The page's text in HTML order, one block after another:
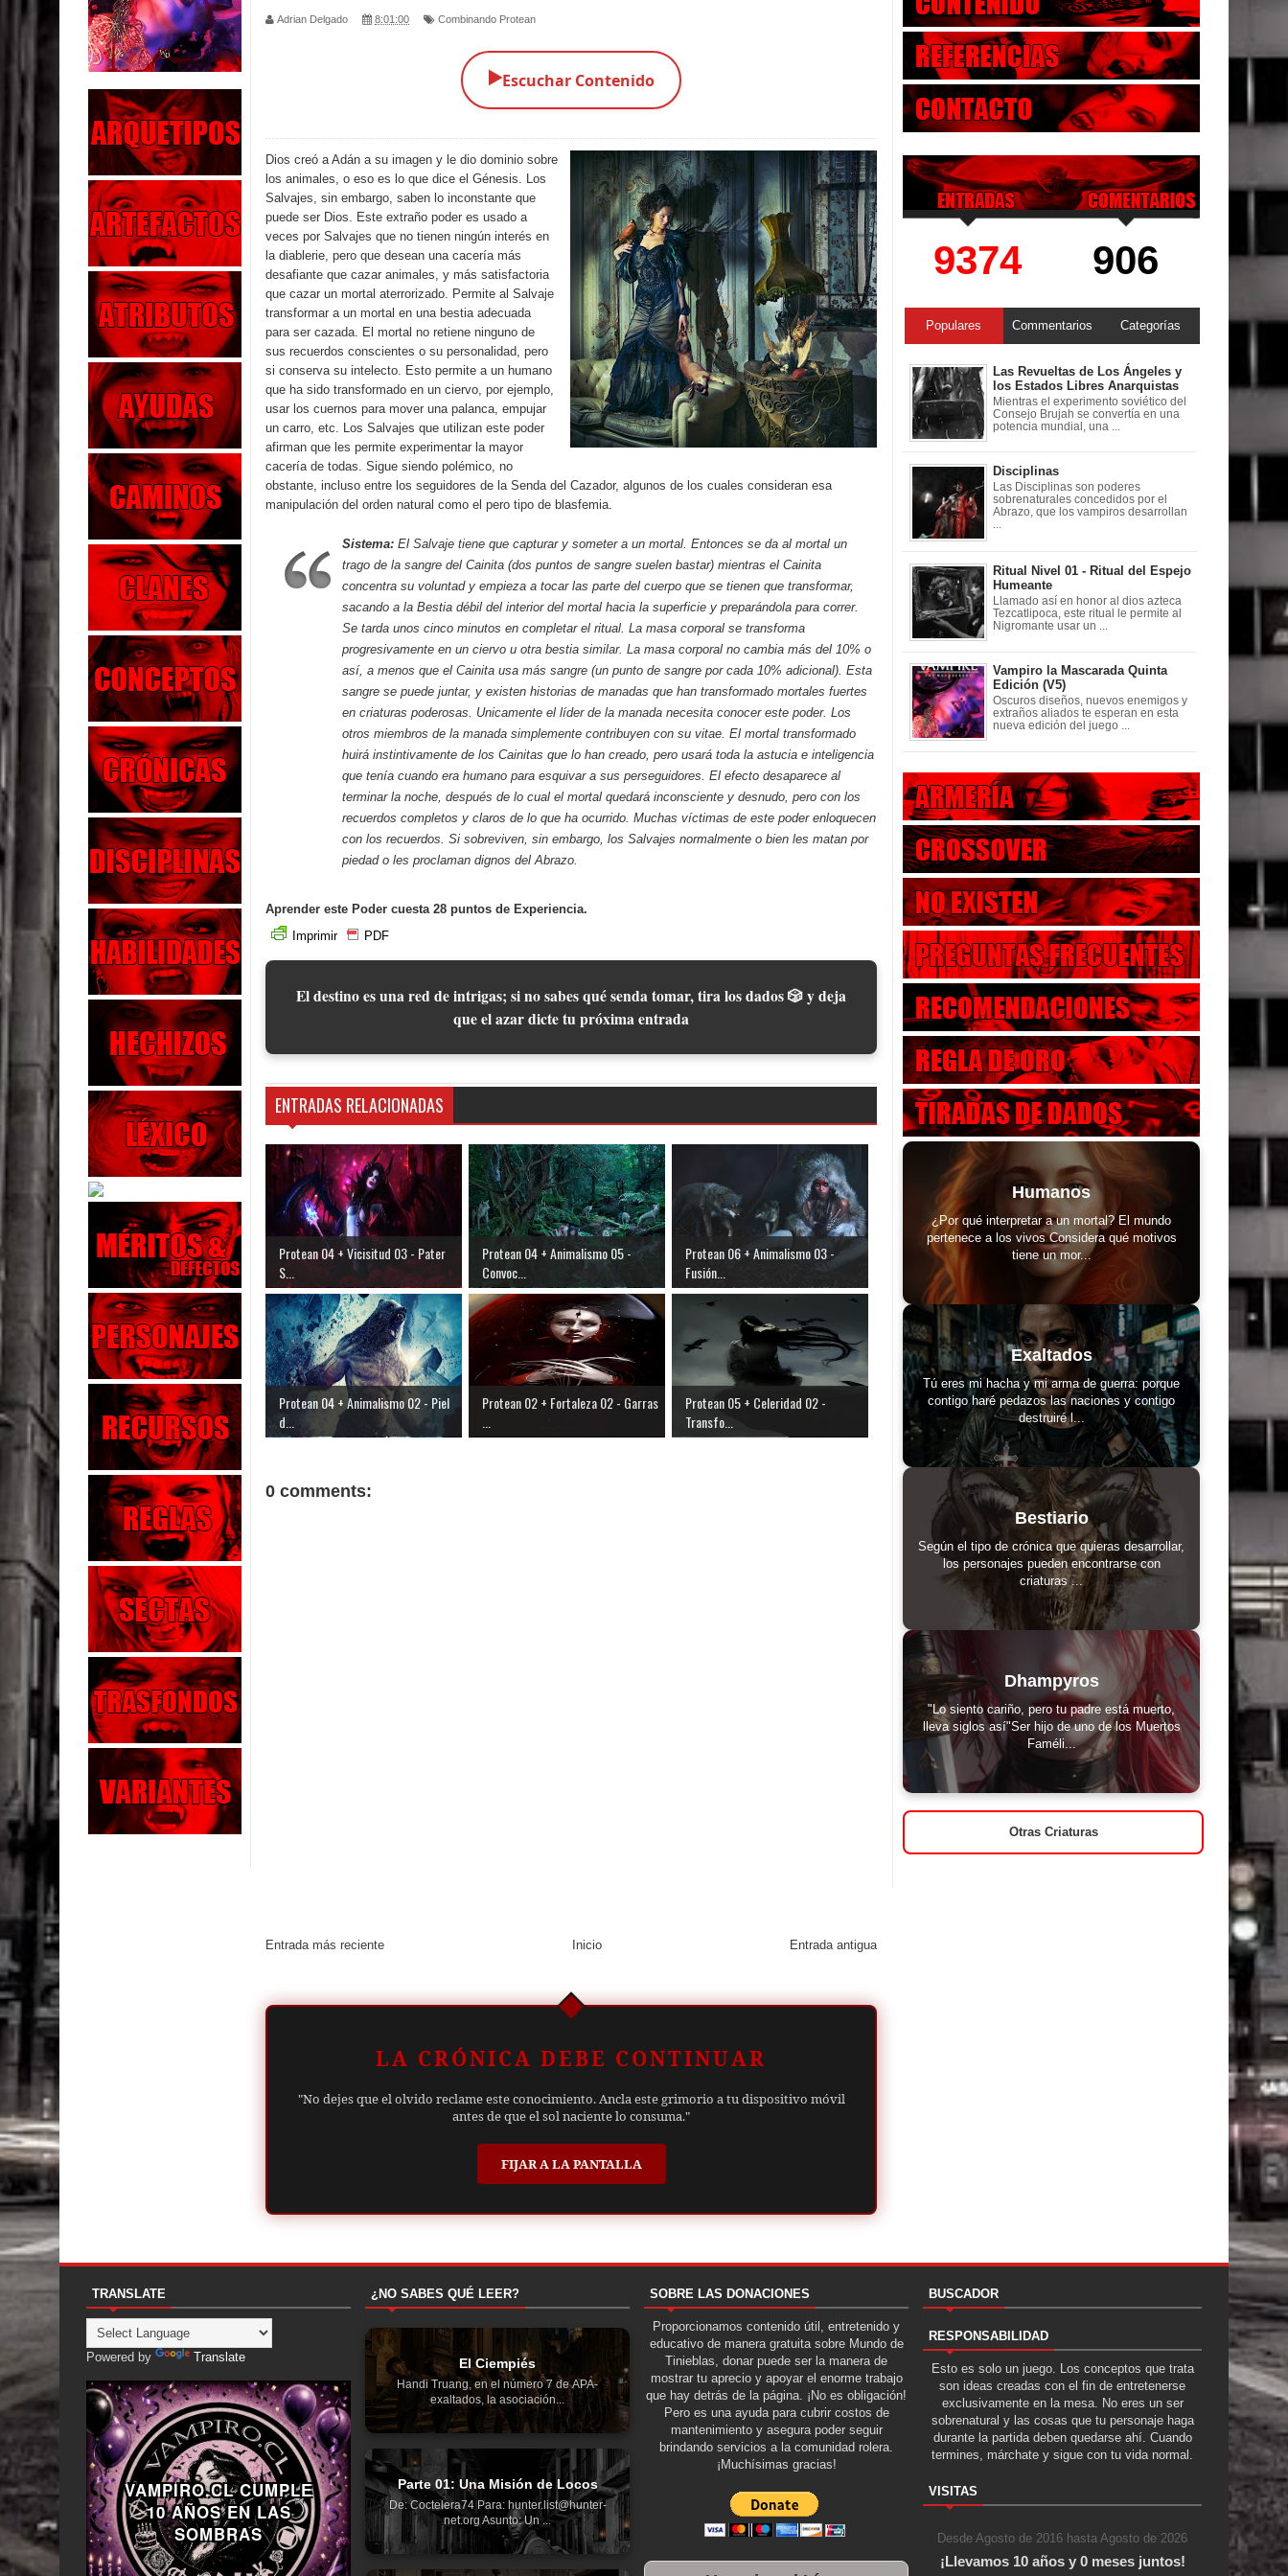
Parte 06: Coletazos
Parte 05: Los Horrores del Infierno
Parte 04: Oídos Sordos
Parte 03: La Traición
Parte 02: Vuelve el Hijo Prodigo
Parte 03: Reflexiones
Parte 02: Un Bicho Raro
Parte 01: Una Misión de Locos
Parte 03: Forastero en Tierra Muerta
Adrian Delgado 8:01:00 Combinando Protean
▶️Escuchar Contenido
Dios creó a Adán a su imagen y le dio dominio sobre
los animales, o eso es lo que dice el Génesis. Los
Salvajes, sin embargo, saben lo inconstante que
puede ser Dios. Este extraño poder es usado a
veces por Salvajes que no tienen ningún interés en
la diablerie, pero que desean una cacería más
desafiante que cazar animales, y más satisfactoria
que cazar un mortal aterrorizado. Permite al Salvaje
transformar a un mortal en una bestia adecuada
para ser cazada. El mortal no retiene ninguno de
sus recuerdos conscientes o su personalidad, pero
si conserva su intelecto. Esto permite a un humano
que ha sido transformado en un ciervo, por ejemplo,
usar los cuernos para mover una palanca, empujar
un carro, etc. Los Salvajes que utilizan este poder
afirman que les permite experimentar la mayor
cacería de todas. Sigue siendo polémico, no
obstante, incluso entre los seguidores de la Senda del Cazador, algunos de los cuales consideran esa
manipulación del orden natural como el pero tipo de blasfemia.
Sistema: El Salvaje tiene que capturar y someter a un mortal. Entonces se da al mortal un
trago de la sangre del Cainita (dos puntos de sangre suelen bastar) mientras el Cainita
concentra su voluntad y empieza a tocar las parte del cuerpo que se tienen que transformar,
sacando a la Bestia débil del interior del mortal hacia la superficie y preparándola para correr.
Se tarda unos cinco minutos en completar el ritual. La masa corporal se transforma
progresivamente en un ciervo u otra bestia similar. La masa corporal no cambia más del 10% o
así, a menos que el Cainita usa más sangre (un punto de sangre por cada 10% adicional). Esta
sangre se puede juntar, y existen historias de manadas que han transformado mortales fuertes
en criaturas poderosas. Unicamente el líder de la manada necesita conocer este poder. Los
otros miembros de la manada simplemente contribuyen con su vitae. El mortal transformado
huirá instintivamente de los Cainitas que lo han creado, pero usará toda la astucia e inteligencia
que tenía cuando era humano para esquivar a sus perseguidores. El efecto desaparece al
terminar la noche, después de lo cual el mortal quedará inconsciente y desnudo, pero con los
recuerdos completos y claros de lo que ha ocurrido. Muchas víctimas de este poder enloquecen
con los recuerdos. Si sobreviven, sin embargo, los Salvajes normalmente o bien les matan por
piedad o les proclaman dignos del Abrazo.
Aprender este Poder cuesta 28 puntos de Experiencia.
Imprimir
PDF
El destino es una red de intrigas; si no sabes qué senda tomar, tira los dados 🎲 y deja
que el azar dicte tu próxima entrada
ENTRADAS RELACIONADAS
Protean 04 + Vicisitud 03 - Pater
S...
Protean 04 + Animalismo 05 -
Convoc...
Protean 06 + Animalismo 03 -
Fusión...
Protean 04 + Animalismo 02 - Piel
d...
Protean 02 + Fortaleza 02 - Garras
Protean 05 + Celeridad 02 -
Transfo...
0 comments:
Entrada más reciente Entrada antigua
Inicio
LA CRÓNICA DEBE CONTINUAR
"No dejes que el olvido reclame este conocimiento. Ancla este grimorio a tu dispositivo móvil
antes de que el sol naciente lo consuma."
FIJAR A LA PANTALLA
9374 906
Populares Commentarios Categorías
Las Revueltas de Los Ángeles y
los Estados Libres Anarquistas
Mientras el experimento soviético del
Consejo Brujah se convertía en una
potencia mundial, una ...
Disciplinas
Las Disciplinas son poderes
sobrenaturales concedidos por el
Abrazo, que los vampiros desarrollan
Ritual Nivel 01 - Ritual del Espejo
Humeante
Llamado así en honor al dios azteca
Tezcatlipoca, este ritual le permite al
Nigromante usar un ...
Vampiro la Mascarada Quinta
Edición (V5)
Oscuros diseños, nuevos enemigos y
extraños aliados te esperan en esta
nueva edición del juego ...
Humanos
¿Por qué interpretar a un mortal? El mundo
pertenece a los vivos Considera qué motivos
tiene un mor...
Exaltados
Tú eres mi hacha y mi arma de guerra: porque
contigo haré pedazos las naciones y contigo
destruiré l...
Bestiario
Según el tipo de crónica que quieras desarrollar,
los personajes pueden encontrarse con
criaturas ...
Dhampyros
"Lo siento cariño, pero tu padre está muerto,
lleva siglos así"Ser hijo de uno de los Muertos
Faméli...
Otras Criaturas
TRANSLATE
Powered by Translate
VAMPIRO.CL CUMPLE
10 AÑOS EN LAS
SOMBRAS
¿NO SABES QUÉ LEER?
El Ciempiés
Handi Truang, en el número 7 de APA-
exaltados, la asociación...
Parte 01: Una Misión de Locos
De: Coctelera74 Para: hunter.list@hunter-
net.org Asunto: Un ...
SOBRE LAS DONACIONES
Proporcionamos contenido útil, entretenido y
educativo de manera gratuita sobre Mundo de
Tinieblas, donar puede ser la manera de
mostrar tu aprecio y apoyar el enorme trabajo
que hay detrás de la página. ¡No es obligación!
Pero es una ayuda para cubrir costos de
mantenimiento y asegura poder seguir
brindando servicios a la comunidad rolera.
¡Muchísimas gracias!
BUSCADOR
RESPONSABILIDAD
Esto es solo un juego. Los conceptos que trata
son ideas creadas con el fin de entretenerse
exclusivamente en la mesa. No eres un ser
sobrenatural y las cosas que tu personaje haga
durante la partida deben quedarse ahí. Cuando
termines, márchate y sigue con tu vida normal.
VISITAS
Desde Agosto de 2016 hasta Agosto de 2026
¡Llevamos 10 años y 0 meses juntos!